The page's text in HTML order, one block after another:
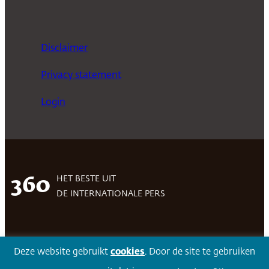
Disclaimer
Privacy statement
Login
360
HET BESTE UIT
DE INTERNATIONALE PERS
Volg 360Facebook LinkedIn Twitter
Deze website gebruikt cookies. Door de site te gebruiken